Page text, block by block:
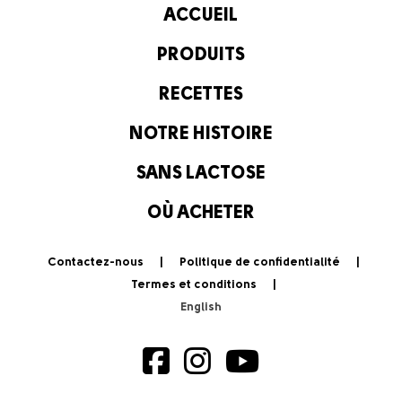
ACCUEIL
PRODUITS
RECETTES
NOTRE HISTOIRE
SANS LACTOSE
OÙ ACHETER
Contactez-nous
Politique de confidentialité
Termes et conditions